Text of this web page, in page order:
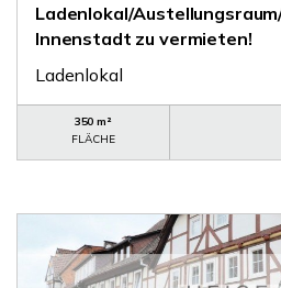
Ladenlokal/
Innenstadt zu vermieten!
Ladenlokal
350 m²
FLÄCHE